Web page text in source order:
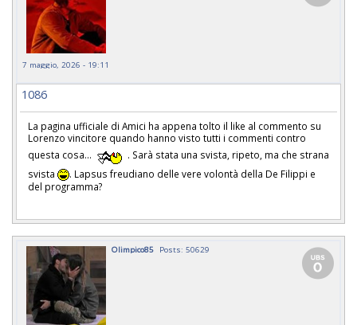
7 maggio, 2026 - 19:11
1086
La pagina ufficiale di Amici ha appena tolto il like al commento su
Lorenzo vincitore quando hanno visto tutti i commenti contro
questa cosa...
. Sarà stata una svista, ripeto, ma che strana
svista
. Lapsus freudiano delle vere volontà della De Filippi e
del programma?
Olimpico85 Posts: 50629